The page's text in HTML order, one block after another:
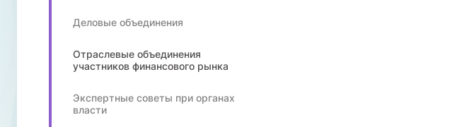
Деловые объединения
Отраслевые объединения
участников финансового рынка
Экспертные советы при органах
власти